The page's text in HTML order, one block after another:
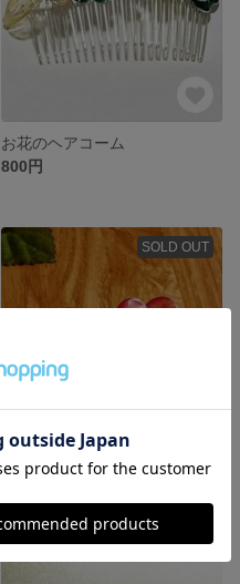
お花のヘアコーム
800円
SOLD OUT
送料無料))春のバレッタ